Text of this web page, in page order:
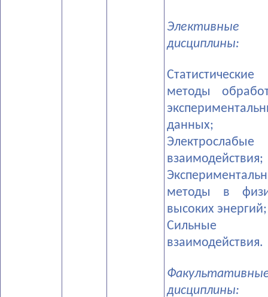
Элективные
дисциплины:
­Статистические
методы
данных;
­Электрослабые
взаимодействия;
методы в
высоких энергий;
­Сильные
взаимодействия.
дисциплины: